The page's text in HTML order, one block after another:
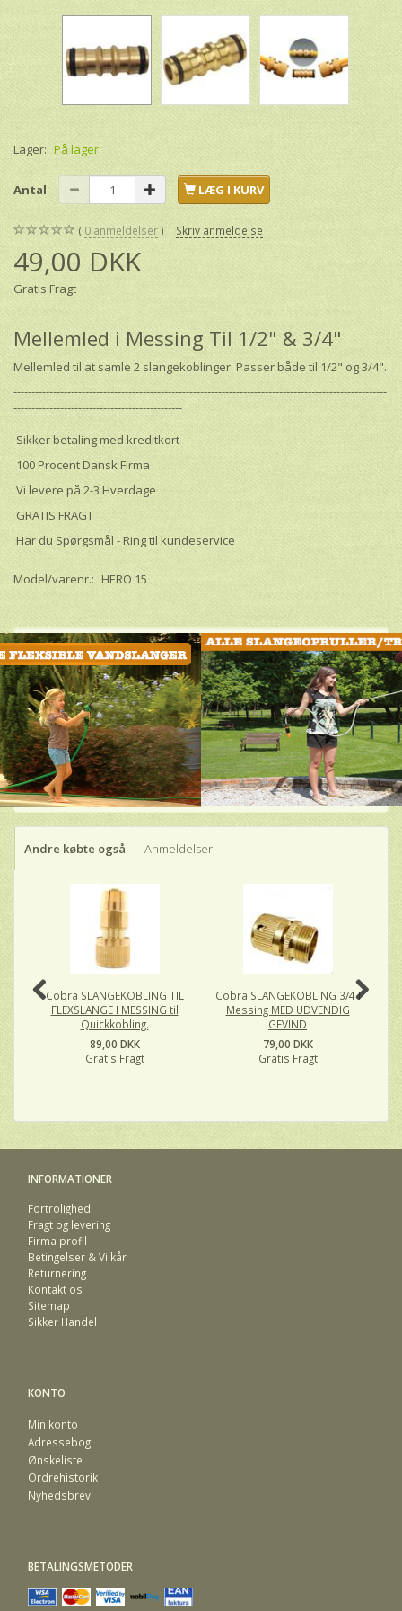
Lager: På lager
Antal LÆG I KURV
0 anmeldelser Skriv anmeldelse
49,00 DKK
Gratis Fragt
Mellemled i Messing Til 1/2" & 3/4"
Mellemled til at samle 2 slangekoblinger. Passer både til 1/2" og 3/4".
--------------------------------------------------------------------------------------------------------
-----------------------------------------------
Sikker betaling med kreditkort
100 Procent Dansk Firma
Vi levere på 2-3 Hverdage
GRATIS FRAGT
Har du Spørgsmål - Ring til kundeservice
Model/varenr.: HERO 15
Andre købte også Anmeldelser
Cobra SLANGEKOBLING TIL
FLEXSLANGE I MESSING til
Quickkobling.
89,00 DKK
Gratis Fragt
Cobra SLANGEKOBLING 3/4 I
Messing MED UDVENDIG
GEVIND
79,00 DKK
Gratis Fragt
INFORMATIONER
Fortrolighed
Fragt og levering
Firma profil
Betingelser & Vilkår
Returnering
Kontakt os
Sitemap
Sikker Handel
KONTO
Min konto
Adressebog
Ønskeliste
Ordrehistorik
Nyhedsbrev
BETALINGSMETODER